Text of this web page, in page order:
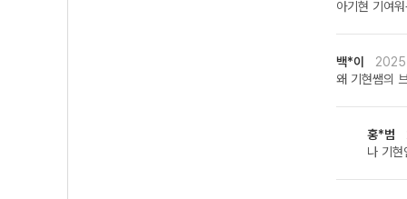
아기현 기여
백*이
왜 기현쌤의
홍*범
나 기현